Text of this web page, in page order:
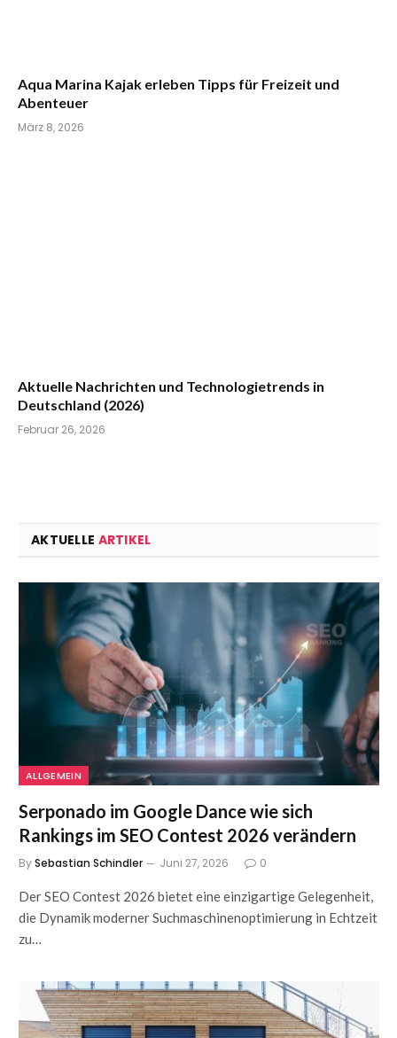
Aqua Marina Kajak erleben Tipps für Freizeit und
Abenteuer
März 8, 2026
Aktuelle Nachrichten und Technologietrends in
Deutschland (2026)
Februar 26, 2026
AKTUELLE ARTIKEL
ALLGEMEIN
Serponado im Google Dance wie sich
Rankings im SEO Contest 2026 verändern
BySebastian Schindler Juni 27, 2026 0
Der SEO Contest 2026 bietet eine einzigartige Gelegenheit,
die Dynamik moderner Suchmaschinenoptimierung in Echtzeit
zu…